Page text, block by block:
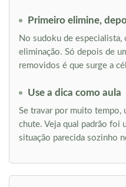
Primeiro elimine,
No sudoku de
eliminação. Só depois de
removidos é que surge a
Use a dica como aula
Se travar por muito tempo,
chute. Veja qual padrão foi
situação parecida sozinho